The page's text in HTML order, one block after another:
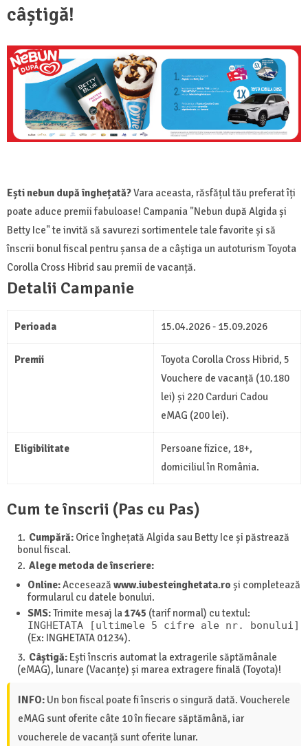
câștigă!
Ești nebun după înghețată?Vara aceasta, răsfățul tău preferat îți
poate aduce premii fabuloase! Campania "Nebun după Algida și
Betty Ice" te invită să savurezi sortimentele tale favorite și să
înscrii bonul fiscal pentru șansa de a câștiga un autoturism Toyota
Corolla Cross Hibrid sau premii de vacanță.
Detalii Campanie
Perioada 15.04.2026 - 15.09.2026
Premii
Toyota Corolla Cross Hibrid, 5
Vouchere de vacanță (10.180
lei) și 220 Carduri Cadou
eMAG (200 lei).
Eligibilitate
Persoane fizice, 18+,
domiciliul în România.
Cum te înscrii (Pas cu Pas)
Cumpără: Orice înghețată Algida sau Betty Ice și păstrează
bonul fiscal.
Alege metoda de înscriere:
Online:Accesează www.iubesteinghetata.ro și completează
formularul cu datele bonului.
SMS:Trimite mesaj la1745 (tarif normal) cu textul:
INGHETATA [ultimele 5 cifre ale nr. bonului]
(Ex: INGHETATA 01234).
Câștigă: Ești înscris automat la extragerile săptămânale
(eMAG), lunare (Vacanțe) și marea extragere finală (Toyota)!
INFO: Un bon fiscal poate fi înscris o singură dată. Voucherele
eMAG sunt oferite câte 10 în fiecare săptămână, iar
voucherele de vacanță sunt oferite lunar.